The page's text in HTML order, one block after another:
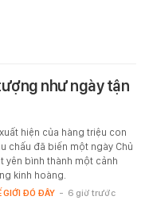
như ngày tận
hiện của hàng triệu con
chấu đã biến một ngày Chủ
yên bình thành một cảnh
kinh hoàng.
GIỚI ĐÓ ĐÂY - 6 giờ trước